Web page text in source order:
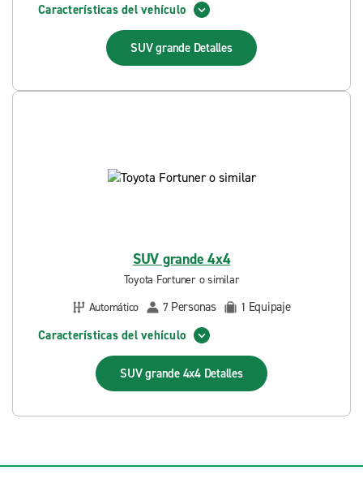
Características del vehículo
SUV grande Detalles
SUV grande 4x4
Toyota Fortuner o similar
Automático
7 Personas 1 Equipaje
Características del vehículo
SUV grande 4x4 Detalles